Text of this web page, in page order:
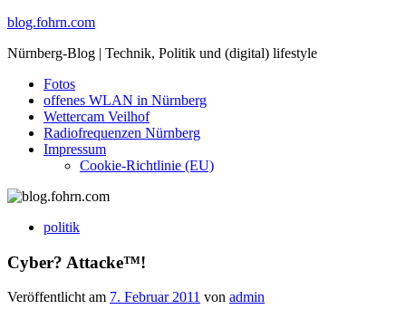
Skip
content
blog.fohrn.com
Nürnberg-Blog | Technik, Politik und (digital) lifestyle
Fotos
offenes WLAN in Nürnberg
Wettercam Veilhof
Radiofrequenzen Nürnberg
Impressum
Cookie-Richtlinie (EU)
politik
Cyber? Attacke™!
Veröffentlicht am 7. Februar 2011 von admin